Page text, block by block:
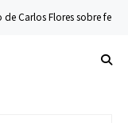
Carlos Flores sobre fe y